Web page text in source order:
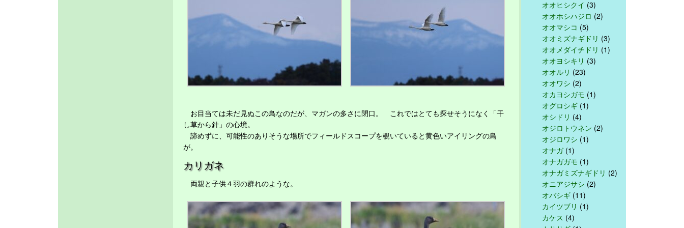
お目当ては未だ見ぬこの鳥なのだが、マガンの多さに閉口。 これではとても探せそうになく「干
し草から針」の心境。
諦めずに、可能性のありそうな場所でフィールドスコープを覗いていると黄色いアイリングの鳥
が。
カリガネ
両親と子供４羽の群れのような。
オオヒシクイ (3)
オオホシハジロ (2)
オオマシコ (5)
オオミズナギドリ (3)
オオメダイチドリ (1)
オオヨシキリ (3)
オオルリ (23)
オオワシ (2)
オカヨシガモ (1)
オグロシギ (1)
オシドリ (4)
オジロトウネン (2)
オジロワシ (1)
オナガ(1)
オナガガモ (1)
オナガミズナギドリ (2)
オニアジサシ (2)
オバシギ (11)
カイツブリ (1)
カケス (4)